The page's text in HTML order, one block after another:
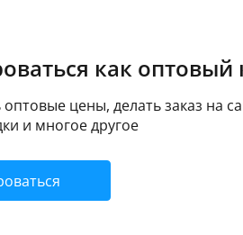
как оптовый
цены, делать заказ на
и многое другое